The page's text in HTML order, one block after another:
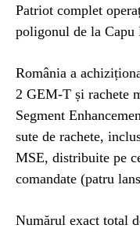
Patriot complet
poligonul de la Capu
România a
2 GEM-T și rachete
Segment
sute de rachete,
MSE, distribuite pe
comandate (patru
Numărul exact total